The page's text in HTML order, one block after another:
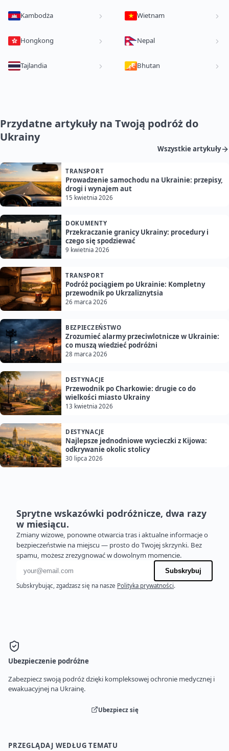
Kambodża Wietnam
Hongkong Nepal
Tajlandia Bhutan
Przydatne artykuły na Twoją podróż do
Ukrainy
Wszystkie artykuły
TRANSPORT
Prowadzenie samochodu na Ukrainie: przepisy,
drogi i wynajem aut
15 kwietnia 2026
DOKUMENTY
Przekraczanie granicy Ukrainy: procedury i
czego się spodziewać
9 kwietnia 2026
TRANSPORT
Podróż pociągiem po Ukrainie: Kompletny
przewodnik po Ukrzaliznytsia
26 marca 2026
BEZPIECZEŃSTWO
Zrozumieć alarmy przeciwlotnicze w Ukrainie:
co muszą wiedzieć podróżni
28 marca 2026
DESTYNACJE
Przewodnik po Charkowie: drugie co do
wielkości miasto Ukrainy
13 kwietnia 2026
DESTYNACJE
Najlepsze jednodniowe wycieczki z Kijowa:
odkrywanie okolic stolicy
30 lipca 2026
Sprytne wskazówki podróżnicze, dwa razy
w miesiącu.
Zmiany wizowe, ponowne otwarcia tras i aktualne informacje o
bezpieczeństwie na miejscu — prosto do Twojej skrzynki. Bez
spamu, możesz zrezygnować w dowolnym momencie.
Adres e-mail
Subskrybuj
Subskrybując, zgadzasz się na nasze Polityka prywatności.
Ubezpieczenie podróżne
Zabezpiecz swoją podróż dzięki kompleksowej ochronie medycznej i
ewakuacyjnej na Ukrainę.
Ubezpiecz się
PRZEGLĄDAJ WEDŁUG TEMATU